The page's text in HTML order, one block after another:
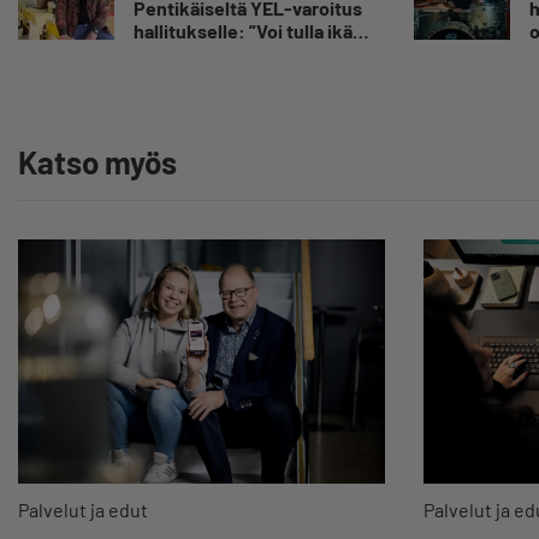
epävarmuutta”
Pentikäiseltä YEL-varoitus
hallitukselle: ”Voi tulla ikävä
Katso myös
Palvelut ja edut Palvelut ja